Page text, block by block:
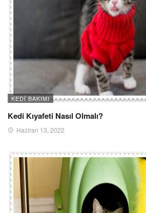
KEDI BAKIMI
Kedi Kıyafeti Nasıl Olmalı?
Haziran 13, 2022